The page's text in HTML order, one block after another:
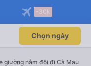
Mở app
qua
Mở app
-30k
Chọn ngày
giường nằm đôi đi Cà Mau